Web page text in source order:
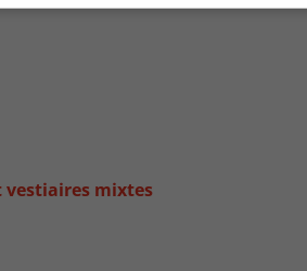
vestiaires mixtes